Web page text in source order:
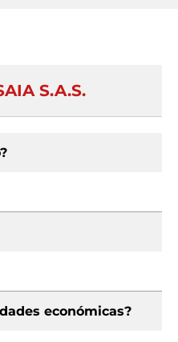
S.A.S.
económicas?